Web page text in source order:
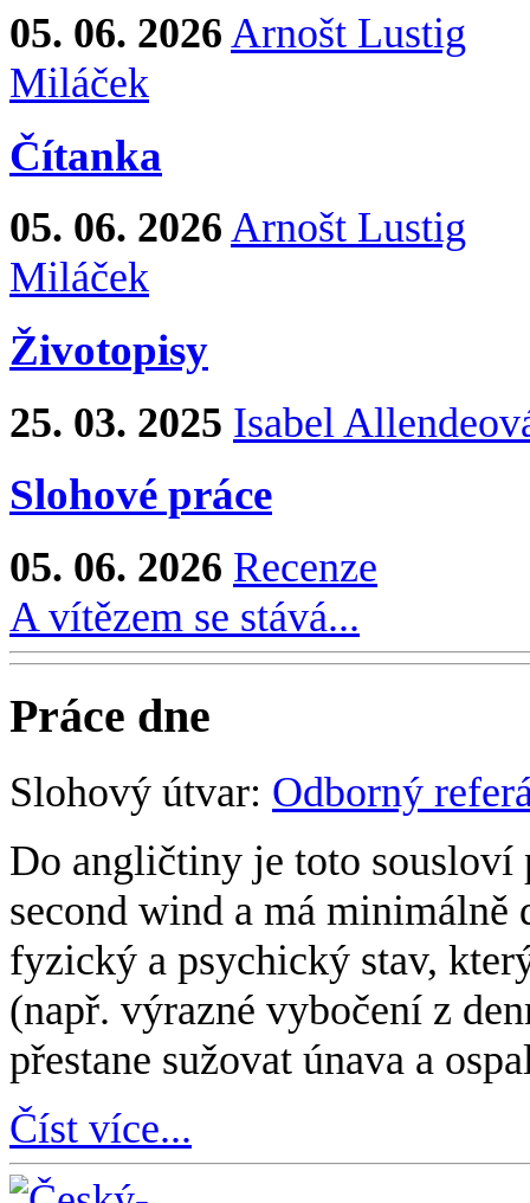
05. 06. 2026 Arnošt Lustig
Miláček
Čítanka
05. 06. 2026 Arnošt Lustig
Miláček
Životopisy
25. 03. 2025 Isabel
Slohové práce
05. 06. 2026 Recenze
A vítězem se stává...
Práce dne
Slohový útvar: Odborný
Do angličtiny je toto sousloví
second wind a má
fyzický a psychický stav,
(např. výrazné vybočení z
přestane sužovat únava a
Číst více...